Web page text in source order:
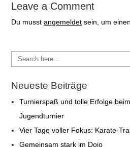
Leave a Comment
Du musstangemeldet sein, um
Neueste Beiträge
Turnierspaß und tolle Erfolge
Jugendturnier
Vier Tage voller Fokus: Karate-
Gemeinsam stark im Dojo